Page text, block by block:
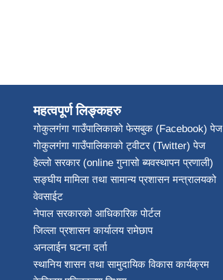
महत्वपूर्ण लिङ्कहरु
गोकुलगंगा गाउँपालिकाको फेसबुक (Facebook) पेज
गोकुलगंगा गाउँपालिकाको ट्वीटर (Twitter) पेज
हेल्लो सरकार (online गुनासो ब्यवस्थापन प्रणाली)
सङ्घीय मामिला तथा सामान्य प्रशासन मन्त्रालयको
वेवसाईट
नेपाल सरकारको आधिकारिक पोर्टल
जिल्ला प्रशासन कार्यालय रामेछाप
अनलाईन घटना दर्ता
स्थानिय शासन तथा सामुदायिक विकास कार्यक्रम